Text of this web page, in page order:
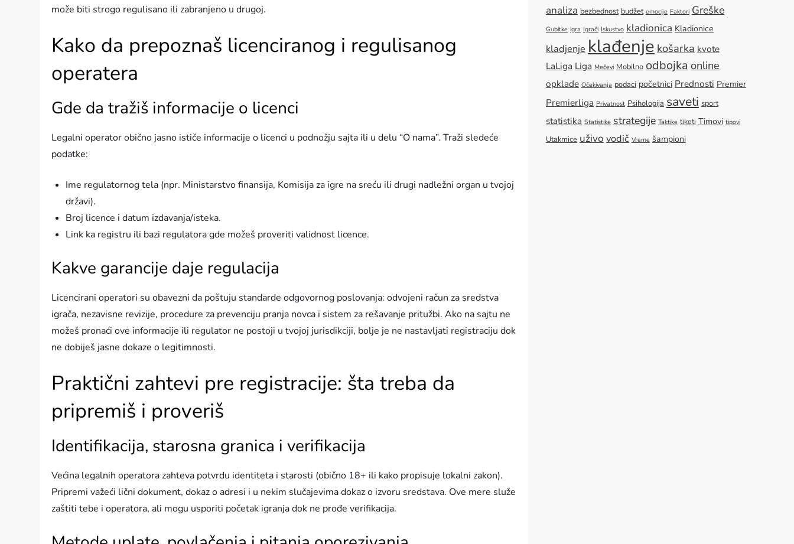
može biti strogo regulisano ili zabranjeno u drugoj.
Kako da prepoznaš licenciranog i regulisanog
operatera
Gde da tražiš informacije o licenci
Legalni operator obično jasno ističe informacije o licenci u podnožju sajta ili u delu “O nama”. Traži sledeće
podatke:
Ime regulatornog tela (npr. Ministarstvo finansija, Komisija za igre na sreću ili drugi nadležni organ u tvojoj
državi).
Broj licence i datum izdavanja/isteka.
Link ka registru ili bazi regulatora gde možeš proveriti validnost licence.
Kakve garancije daje regulacija
Licencirani operatori su obavezni da poštuju standarde odgovornog poslovanja: odvojeni račun za sredstva
igrača, nezavisne revizije, procedure za prevenciju pranja novca i sistem za rešavanje pritužbi. Ako na sajtu ne
možeš pronaći ove informacije ili regulator ne postoji u tvojoj jurisdikciji, bolje je ne nastavljati registraciju dok
ne dobiješ jasne dokaze o legitimnosti.
Praktični zahtevi pre registracije: šta treba da
pripremiš i proveriš
Identifikacija, starosna granica i verifikacija
Većina legalnih operatora zahteva potvrdu identiteta i starosti (obično 18+ ili kako propisuje lokalni zakon).
Pripremi važeći lični dokument, dokaz o adresi i u nekim slučajevima dokaz o izvoru sredstava. Ove mere služe
zaštiti tebe i operatora, ali mogu usporiti početak igranja dok ne prođe verifikacija.
analiza bezbednost budžet emocije Faktori Greške
Gubitke igra Igrači Iskustvo kladionica Kladionice
kladjenje klađenje košarka kvote
LaLiga Liga Mečevi Mobilno odbojka online
opklade Očekivanja podaci početnici Prednosti Premier
Premierliga Privatnost Psihologija saveti sport
statistika Statistike strategije Taktike tiketi Timovi tipovi
Utakmice uživo vodič Vreme šampioni